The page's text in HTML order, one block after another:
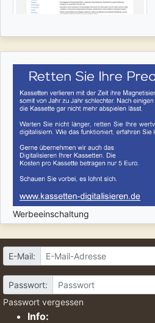
Werbeeinschaltung
E-Mail:
Passwort:
Passwort vergessen
Info: